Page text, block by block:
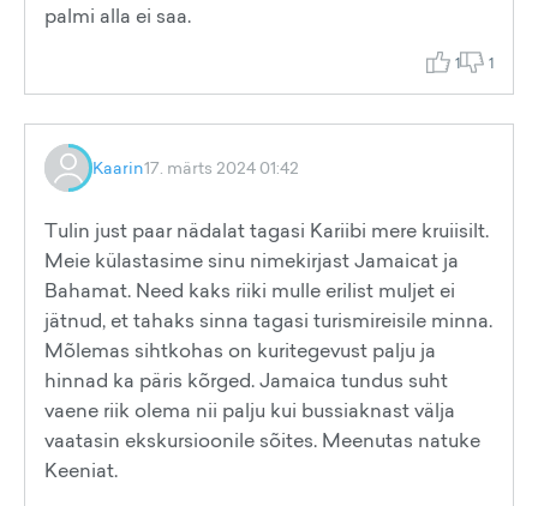
palmi alla ei saa.
1 1
Kaarin17. märts 2024 01:42
Tulin just paar nädalat tagasi Kariibi mere kruiisilt.
Meie külastasime sinu nimekirjast Jamaicat ja
Bahamat. Need kaks riiki mulle erilist muljet ei
jätnud, et tahaks sinna tagasi turismireisile minna.
Mõlemas sihtkohas on kuritegevust palju ja
hinnad ka päris kõrged. Jamaica tundus suht
vaene riik olema nii palju kui bussiaknast välja
vaatasin ekskursioonile sõites. Meenutas natuke
Keeniat.